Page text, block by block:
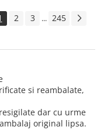
2 3 ... 245
si reambalate,
dar cu urme
original lipsa.